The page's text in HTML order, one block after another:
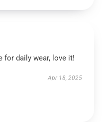
for daily wear, love it!
Apr 18, 2025